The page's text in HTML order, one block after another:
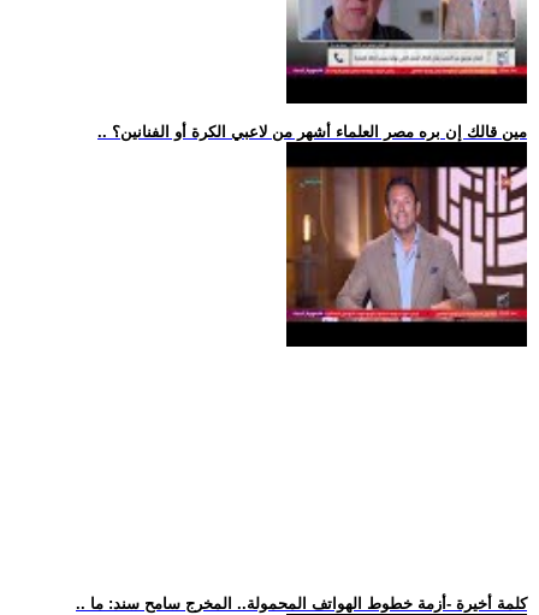
.. مين قالك إن بره مصر العلماء أشهر من لاعبي الكرة أو الفنانين؟
.. كلمة أخيرة -أزمة خطوط الهواتف المحمولة.. المخرج سامح سند: ما